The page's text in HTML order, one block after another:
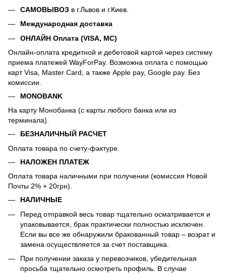
САМОВЫВОЗ в г.Львов и г.Киев.
Международная доставка
ОНЛАЙН Оплата (VISA, MC)
Онлайн-оплата кредитной и дебетовой картой через систему
приема платежей WayForPay. Возможна оплата с помощью
карт Visa, Master Card, а также Apple pay, Google pay. Без
комиссии.
MONOBANK
На карту Монобанка (с карты любого банка или из
терминала).
БЕЗНАЛИЧНЫЙ РАСЧЕТ
Оплата товара по счету-фактуре.
НАЛОЖЕН ПЛАТЕЖ
Оплата товара наличными при получении (комиссия Новой
Почты 2% + 20грн).
НАЛИЧНЫЕ
Перед отправкой весь товар тщательно осматривается и
упаковывается, брак практически полностью исключен.
Если вы все же обнаружили бракованный товар – возрат и
замена осуществляется за счет поставщика.
При получении заказа у перевозчиков, убедительная
просьба тщательно осмотреть профиль. В случае